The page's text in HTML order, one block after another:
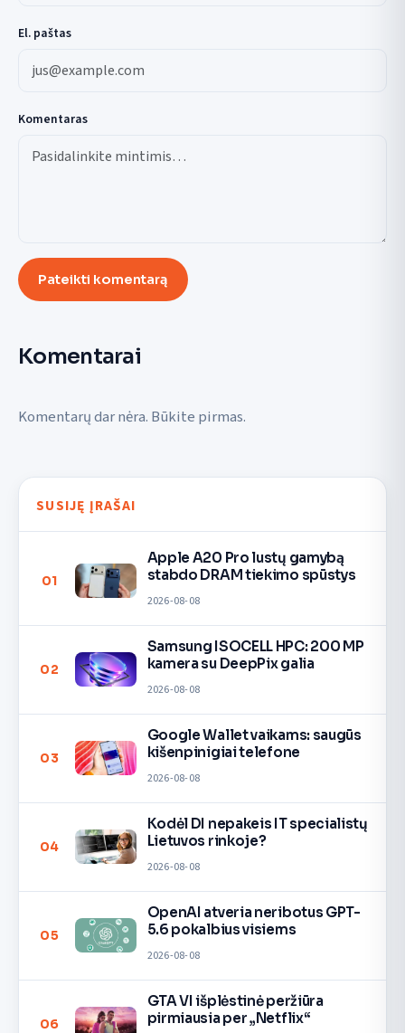
El. paštas
Komentaras
Pateikti komentarą
Komentarai
Komentarų dar nėra. Būkite pirmas.
SUSIJĘ ĮRAŠAI
01
Apple A20 Pro lustų gamybą
stabdo DRAM tiekimo spūstys
2026-08-08
02
Samsung ISOCELL HPC: 200 MP
kamera su DeepPix galia
2026-08-08
03
Google Wallet vaikams: saugūs
kišenpinigiai telefone
2026-08-08
04
Kodėl DI nepakeis IT specialistų
Lietuvos rinkoje?
2026-08-08
05
OpenAI atveria neribotus GPT-
5.6 pokalbius visiems
2026-08-08
06
GTA VI išplėstinė peržiūra
pirmiausia per „Netflix“